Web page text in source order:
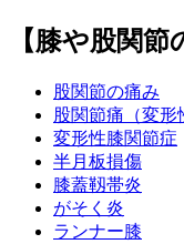
【膝や股関節
股関節の痛み
股関節痛（変形
変形性膝関節症
半月板損傷
膝蓋靱帯炎
がそく炎
ランナー膝